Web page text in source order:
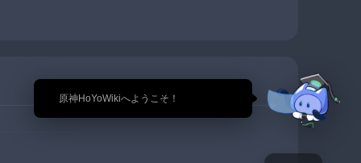
🎉 原神HoYoWikiへようこそ！